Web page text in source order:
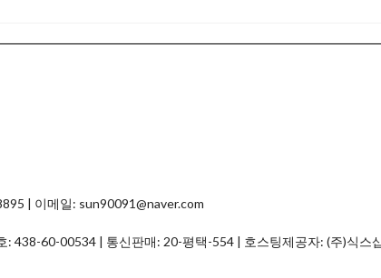
| 이메일: sun90091@naver.com
: 438-60-00534 | 통신판매: 20-평택-554 | 호스팅제공자: (주)식스